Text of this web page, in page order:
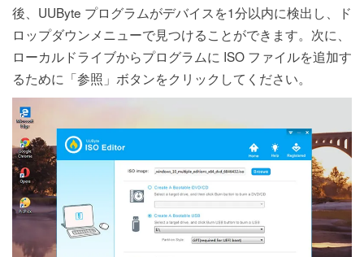
後、UUByte プログラムがデバイスを1分以内に検出し、ド
ロップダウンメニューで見つけることができます。次に、
ローカルドライブからプログラムに ISO ファイルを追加す
るために「参照」ボタンをクリックしてください。